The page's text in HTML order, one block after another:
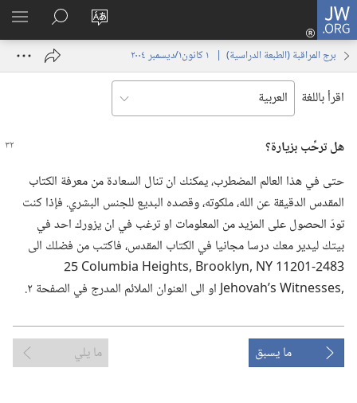
JW.ORG
تغيير
الموقع
تسجيل
الدخول
نافذة
البحث
في
JW.‎ORG
برج المراقبة (‏الطبعة الدراسية)‏ | ‏‎ ١‏ ‏‎كانون١/ديسمبر‏ ‎٢٠٠٤
اقرأ باللغة
هل ترحِّب بزيارة؟‏
حتى في هذا العالم المضطرب،‏ يمكنك ان تنال السعادة من معرفة الكتاب
المقدس الدقيقة عن الله،‏ ملكوته،‏ وقصده البديع للجنس البشري.‏ فإذا كنت
تودّ الحصول على المزيد من المعلومات او ترغب في ان يزورك احد في
بيتك ليدير معك درسا مجانيا في الكتاب المقدس،‏ فاكتب من فضلك الى
ما يسبق ما يلي